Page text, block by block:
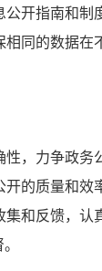
开指南和
同的数据
，力争政
的质量和
和反馈，